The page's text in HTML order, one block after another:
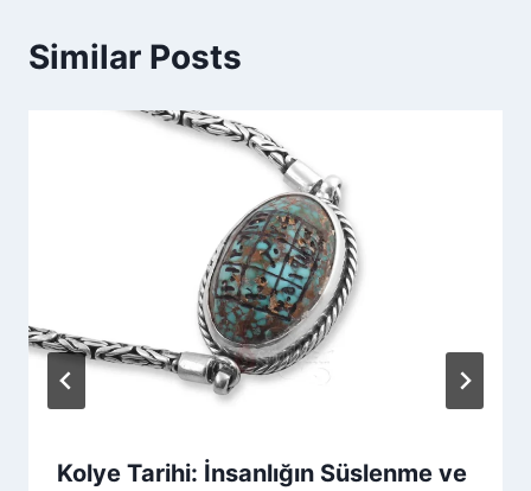
Similar Posts
Kolye Tarihi: İnsanlığın Süslenme ve